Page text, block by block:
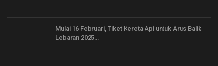
Mulai 16 Februari, Tiket Kereta Api untuk Arus Balik
Lebaran 2025…